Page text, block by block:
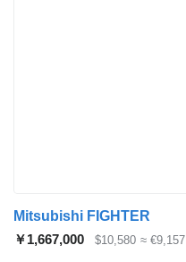
Mitsubishi FIGHTER
￥1,667,000
$10,580 ≈ €9,157